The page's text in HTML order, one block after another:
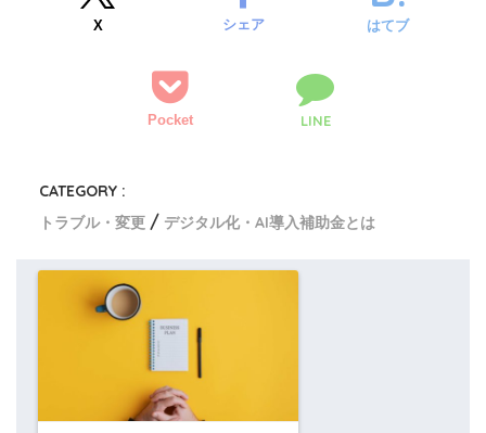
X シェア はてブ
Pocket LINE
CATEGORY :
トラブル・変更
デジタル化・AI導入補助金とは